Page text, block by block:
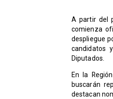
A partir del
comienza
despliegue
candidatos
Diputados.
En la
buscarán
destacan